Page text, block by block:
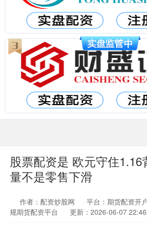
股票配资是 欧元守住1.16
量不是零售下滑
作者：配资炒股网
平台：期货配资开
规期货配资平台
更新：2026-06-07